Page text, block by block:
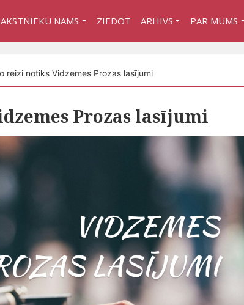
NAMS ZIEDOT ARHĪVS PAR MUMS
reizi notiks Vidzemes Prozas lasījumi
Prozas lasījumi